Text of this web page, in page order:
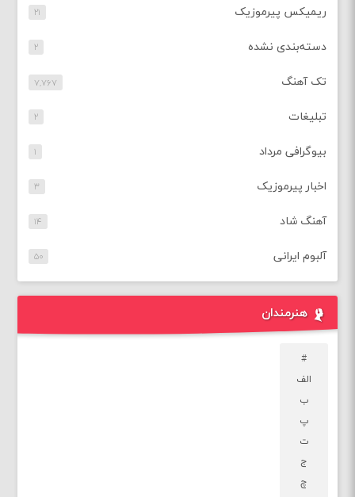
ریمیکس پیرموزیک ۲۱
دسته‌بندی نشده ۲
تک آهنگ ۷,۷۶۷
تبلیغات ۲
بیوگرافی مرداد ۱
اخبار پیرموزیک ۳
آهنگ شاد ۱۴
آلبوم ایرانی ۵۰
هنرمندان
#
الف
ب
پ
ت
ج
چ